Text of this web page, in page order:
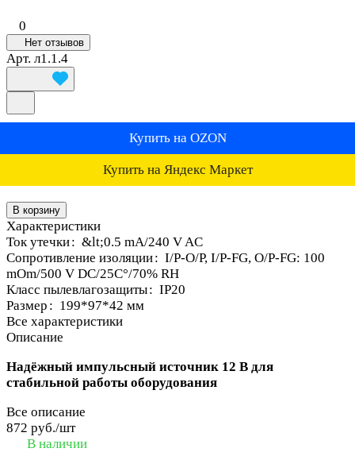
0
Нет отзывов
Арт. л1.1.4
Купить на OZON
Купить на Яндекс Маркет
В корзину
Характеристики
Ток утечки: &lt;0.5 mA/240 V AC
Сопротивление изоляции: I/P-O/P, I/P-FG, O/P-FG: 100
mOm/500 V DC/25C°/70% RH
Класс пылевлагозащиты: IP20
Размер : 199*97*42 мм
Все характеристики
Описание
Надёжный импульсный источник 12 В для
стабильной работы оборудования
Все описание
872 руб./шт
В наличии